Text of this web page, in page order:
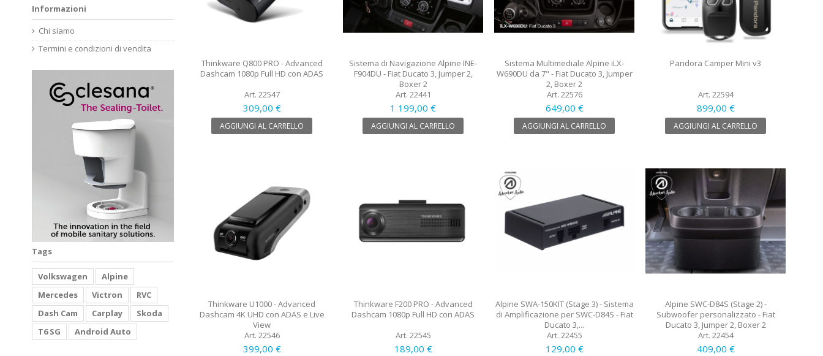
Thinkware Q800 PRO - Advanced
Dashcam 1080p Full HD con ADAS
Art. 22547
309,00 €
AGGIUNGI AL CARRELLO
Sistema di Navigazione Alpine INE-
F904DU - Fiat Ducato 3, Jumper 2,
Boxer 2
Art. 22441
1 199,00 €
AGGIUNGI AL CARRELLO
Sistema Multimediale Alpine iLX-
W690DU da 7" - Fiat Ducato 3, Jumper
2, Boxer 2
Art. 22576
649,00 €
AGGIUNGI AL CARRELLO
Pandora Camper Mini v3
Art. 22594
899,00 €
AGGIUNGI AL CARRELLO
Thinkware U1000 - Advanced
Dashcam 4K UHD con ADAS e Live
View
Art. 22546
399,00 €
Thinkware F200 PRO - Advanced
Dashcam 1080p Full HD con ADAS
Art. 22545
189,00 €
Alpine SWA-150KIT (Stage 3) - Sistema
di Amplificazione per SWC-D84S - Fiat
Ducato 3,...
Art. 22455
129,00 €
Alpine SWC-D84S (Stage 2) -
Subwoofer personalizzato - Fiat
Ducato 3, Jumper 2, Boxer 2
Art. 22454
409,00 €
Informazioni
Chi siamo
Termini e condizioni di vendita
Tags
Volkswagen
Alpine
Mercedes
Victron
RVC
Dash Cam
Carplay
Skoda
T6 SG
Android Auto